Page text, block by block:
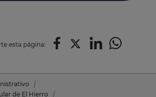
esta página:
de El Hierro